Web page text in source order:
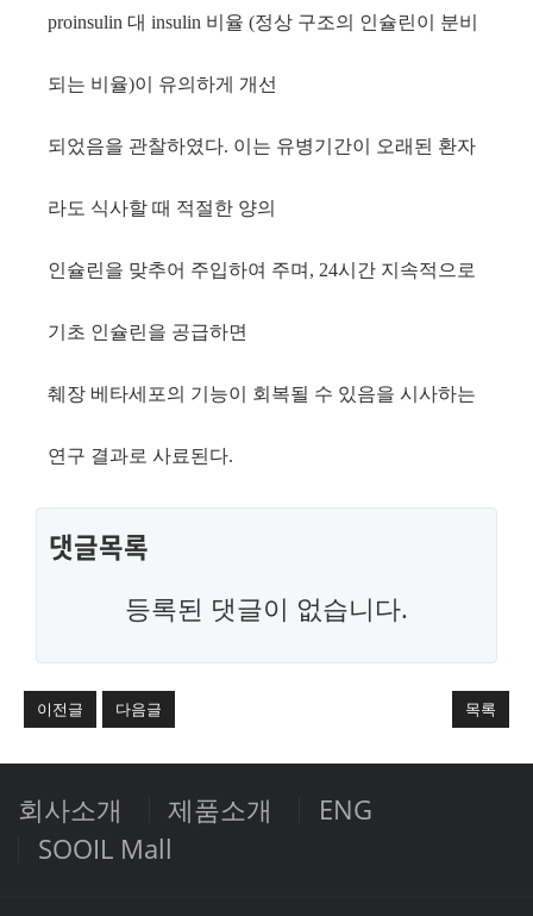
proinsulin 대 insulin 비율 (정상 구조의 인슐린이 분비
되는 비율)이 유의하게 개선
되었음을 관찰하였다. 이는 유병기간이 오래된 환자
라도 식사할 때 적절한 양의
인슐린을 맞추어 주입하여 주며, 24시간 지속적으로
기초 인슐린을 공급하면
췌장 베타세포의 기능이 회복될 수 있음을 시사하는
연구 결과로 사료된다.
댓글목록
등록된 댓글이 없습니다.
이전글 다음글 목록
회사소개 제품소개
ENG
SOOIL Mall